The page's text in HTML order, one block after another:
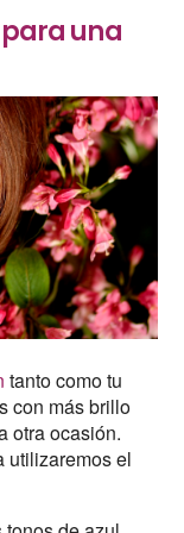
una
tanto como tu
con más brillo
otra ocasión.
utilizaremos el